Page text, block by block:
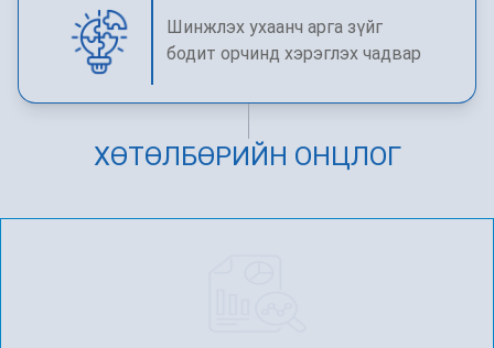
Шинжлэх ухаанч арга зүйг
бодит орчинд хэрэглэх чадвар
ХӨТӨЛБӨРИЙН ОНЦЛОГ